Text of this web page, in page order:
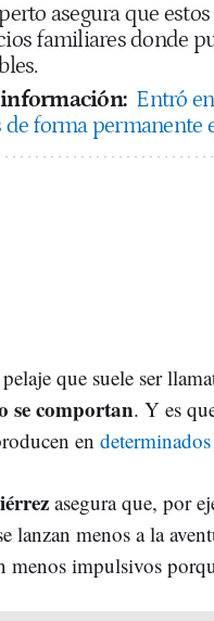
asegura que
familiares donde
Entró
de forma permanente
que suele ser
se comportan. Y es
en
asegura que, por
lanzan menos a la
impulsivos